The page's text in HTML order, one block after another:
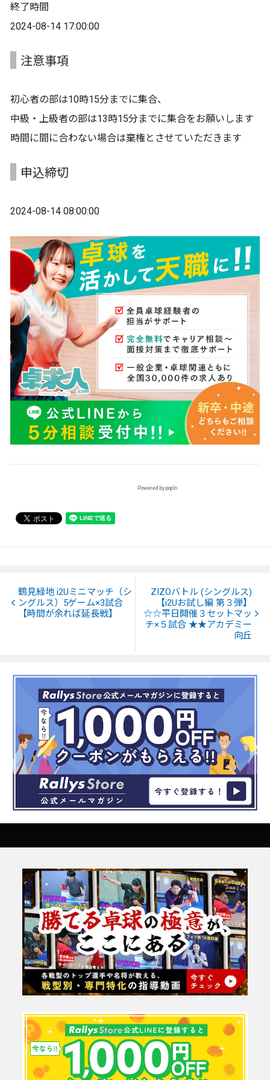
終了時間
2024-08-14 17:00:00
注意事項
初心者の部は10時15分までに集合、
中級・上級者の部は13時15分までに集合をお願いします
時間に間に合わない場合は棄権とさせていただきます
申込締切
2024-08-14 08:00:00
Powered by popIn
鶴見緑地 i2Uミニマッチ（シ
ングルス）5ゲーム×3試合
【時間が余れば延長戦】
ZIZOバトル (シングルス)
【i2Uお試し編 第３弾】
☆☆平日開催３セットマッ
チ×５試合 ★★アカデミー
向丘